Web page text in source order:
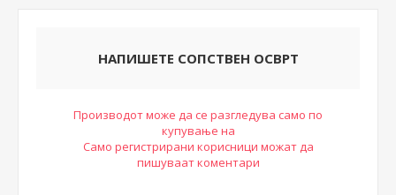
НАПИШЕТЕ СОПСТВЕН ОСВРТ
Производот може да се разгледува само по
купување на
Само регистрирани корисници можат да
пишуваат коментари